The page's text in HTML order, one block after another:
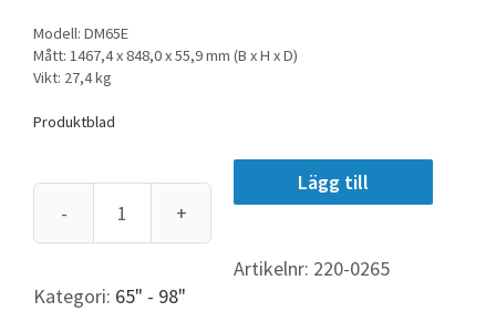
Modell: DM65E
Mått: 1467,4 x 848,0 x 55,9 mm (B x H x D)
Vikt: 27,4 kg
Produktblad
Samsung
Full
Lägg till
Artikelnr: 220-0265
Kategori: 65" - 98"